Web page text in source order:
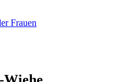
Frauen